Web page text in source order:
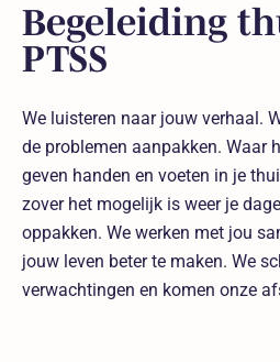
Begeleiding
PTSS
We luisteren naar jouw verhaal.
de problemen aanpakken. Waar
geven handen en voeten in je
zover het mogelijk is weer je
oppakken. We werken met jou
jouw leven beter te maken. We
verwachtingen en komen onze